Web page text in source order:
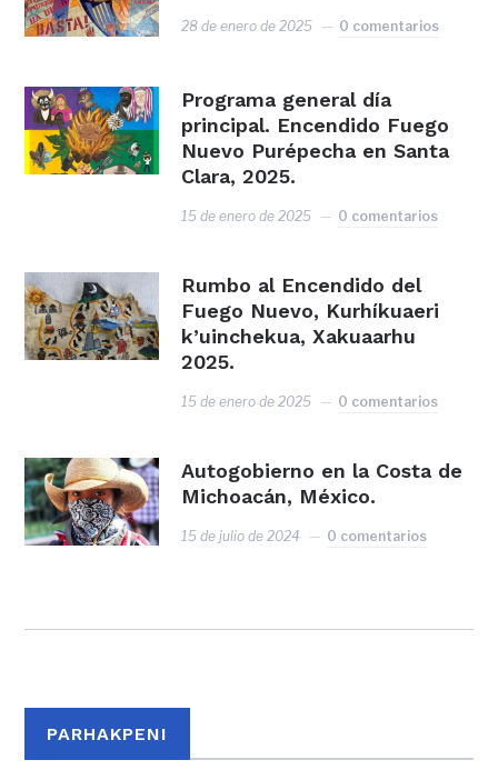
28 de enero de 2025 0 comentarios
Programa general día
principal. Encendido Fuego
Nuevo Purépecha en Santa
Clara, 2025.
15 de enero de 2025 0 comentarios
Rumbo al Encendido del
Fuego Nuevo, Kurhíkuaeri
k’uinchekua, Xakuaarhu
2025.
15 de enero de 2025 0 comentarios
Autogobierno en la Costa de
Michoacán, México.
15 de julio de 2024 0 comentarios
PARHAKPENI